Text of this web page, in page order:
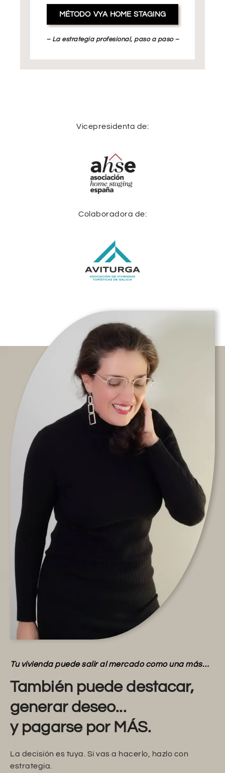
MÉTODO VYA HOME STAGING
– La estrategia profesional, paso a paso –
Vicepresidenta de:
Colaboradora de:
Tu vivienda puede salir al mercado como una más…
También puede destacar,
generar deseo...
y pagarse por MÁS.
La decisión es tuya. Si vas a hacerlo, hazlo con
estrategia.